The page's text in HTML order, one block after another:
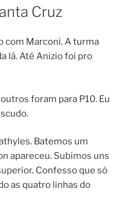
Cruz
com Marconi. A turma
lá. Até Anizio foi pro
foram para P10. Eu
Batemos um
apareceu. Subimos uns
Confesso que só
as quatro linhas do